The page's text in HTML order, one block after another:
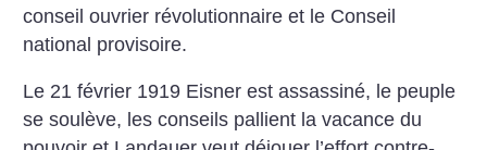
conseil ouvrier révolutionnaire et le Conseil
national provisoire.
Le 21 février 1919 Eisner est assassiné, le peuple
se soulève, les conseils pallient la vacance du